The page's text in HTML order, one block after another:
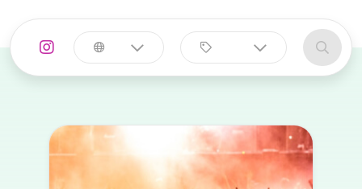
Australia
Azerbaijan
Automobil
Beauty
Bildung